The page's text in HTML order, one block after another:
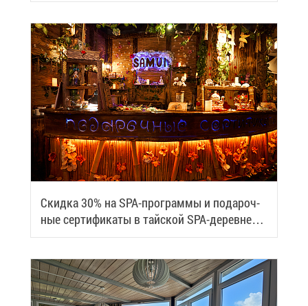
Скид­ка 30% на SPA-про­грам­мы и по­да­роч­
ные сер­ти­фи­ка­ты в тай­ской SPA-де­ревне
Samui